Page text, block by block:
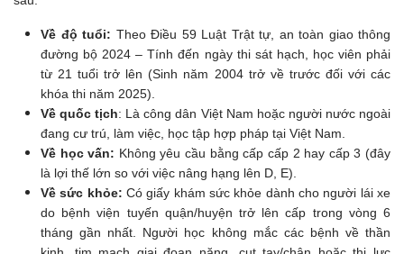
Về độ tuổi: Theo Điều 59 Luật Trật tự, an toàn giao thông
đường bộ 2024 – Tính đến ngày thi sát hạch, học viên phải
từ 21 tuổi trở lên (Sinh năm 2004 trở về trước đối với các
khóa thi năm 2025).
Về quốc tịch: Là công dân Việt Nam hoặc người nước ngoài
đang cư trú, làm việc, học tập hợp pháp tại Việt Nam.
Về học vấn: Không yêu cầu bằng cấp cấp 2 hay cấp 3 (đây
là lợi thế lớn so với việc nâng hạng lên D, E).
Về sức khỏe: Có giấy khám sức khỏe dành cho người lái xe
do bệnh viện tuyến quận/huyện trở lên cấp trong vòng 6
tháng gần nhất. Người học không mắc các bệnh về thần